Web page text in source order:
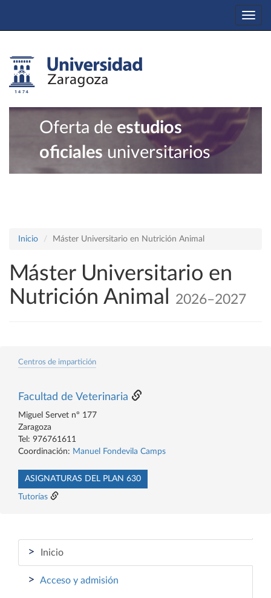
Oferta de estudios
oficiales universitarios
Inicio Máster Universitario en Nutrición Animal
Máster Universitario en
Nutrición Animal
2026–2027
Centros de impartición
Facultad de Veterinaria
Miguel Servet nº 177
Zaragoza
Tel: 976761611
Coordinación: Manuel Fondevila Camps
ASIGNATURAS DEL PLAN 630
Tutorías
> Inicio
> Acceso y admisión